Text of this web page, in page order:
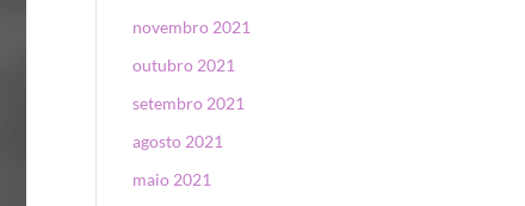
novembro 2021
outubro 2021
setembro 2021
agosto 2021
maio 2021